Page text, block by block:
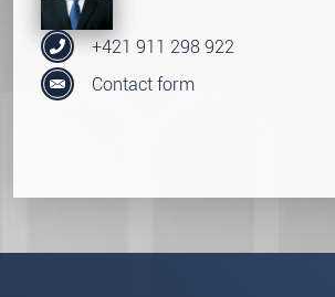
+421 911 298 922
Contact form